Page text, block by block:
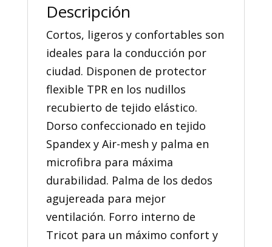
Descripción
Cortos, ligeros y confortables son
ideales para la conducción por
ciudad. Disponen de protector
flexible TPR en los nudillos
recubierto de tejido elástico.
Dorso confeccionado en tejido
Spandex y Air-mesh y palma en
microfibra para máxima
durabilidad. Palma de los dedos
agujereada para mejor
ventilación. Forro interno de
Tricot para un máximo confort y